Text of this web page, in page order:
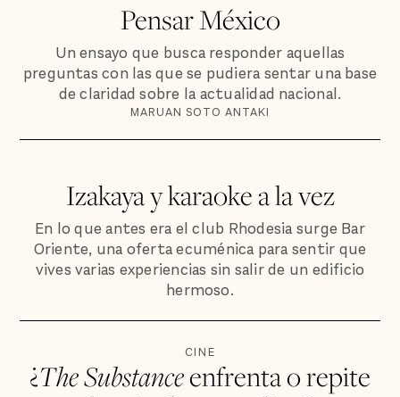
Pensar México
Un ensayo que busca responder aquellas
preguntas con las que se pudiera sentar una base
de claridad sobre la actualidad nacional.
MARUAN SOTO ANTAKI
Izakaya y karaoke a la vez
En lo que antes era el club Rhodesia surge Bar
Oriente, una oferta ecuménica para sentir que
vives varias experiencias sin salir de un edificio
hermoso.
CINE
¿The Substanceenfrenta o repite